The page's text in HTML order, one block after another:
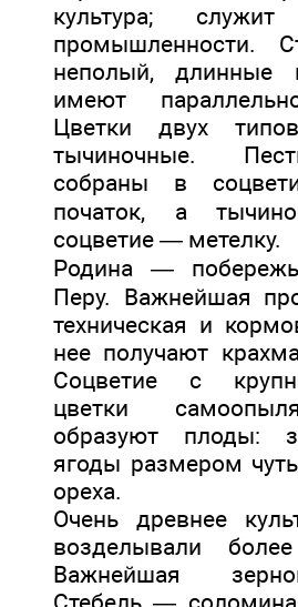
культура;
промышленности.
неполый, длинные
имеют
Цветки двух
тычиночные.
собраны в
початок, а
соцветие — метелку.
Родина —
Перу. Важнейшая
техническая и
нее получают
Соцветие с
цветки
образуют плоды:
ягоды размером
ореха.
Очень древнее
возделывали
Важнейшая